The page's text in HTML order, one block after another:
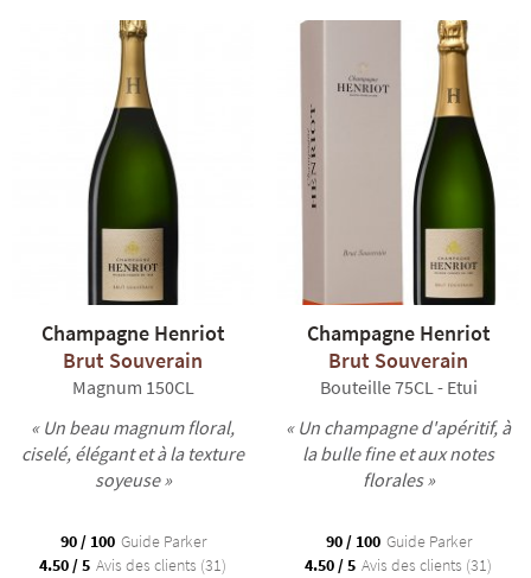
Champagne Henriot
Brut Souverain
Magnum 150CL
« Un beau magnum floral,
ciselé, élégant et à la texture
soyeuse »
90 / 100 Guide Parker
4.50 / 5 Avis des clients (31)
Champagne Henriot
Brut Souverain
Bouteille 75CL - Etui
« Un champagne d'apéritif, à
la bulle fine et aux notes
florales »
90 / 100 Guide Parker
4.50 / 5 Avis des clients (31)